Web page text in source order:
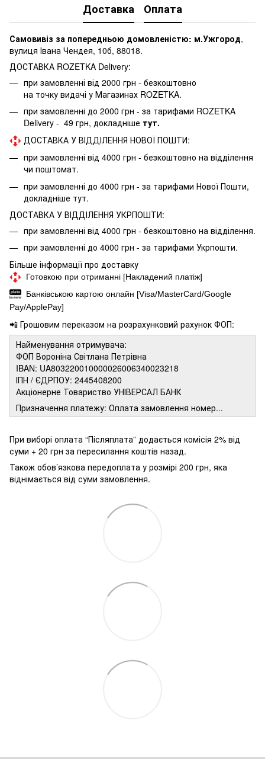
Доставка Оплата
Самовивіз за попередньою домовленістю: м.Ужгород,
вулиця Івана Чендея, 10б, 88018.
ДОСТАВКА ROZETKA Delivery:
при замовленні від 2000 грн - безкоштовно
на точку видачі у Магазинах ROZETKA.
при замовленні до 2000 грн - за тарифами ROZETKA
Delivery - 49 грн, докладніше тут.
ДОСТАВКА У ВІДДІЛЕННЯ НОВОЇ ПОШТИ:
при замовленні від 4000 грн - безкоштовно на відділення
чи поштомат.
при замовленні до 4000 грн - за тарифами Нової Пошти,
докладніше тут.
ДОСТАВКА У ВІДДІЛЕННЯ УКРПОШТИ:
при замовленні від 4000 грн - безкоштовно на відділення.
при замовленні до 4000 грн - за тарифами Укрпошти.
Більше інформації про доставку
Готовкою при отриманні [Накладений платіж]
Банківською картою онлайн [Visa/MasterCard/Google
Pay/ApplePay]
📲 Грошовим переказом на розрахунковий рахунок ФОП:
Найменування отримувача:
ФОП Вороніна Світлана Петрівна
IBAN: UA803220010000026006340023218
ІПН / ЄДРПОУ: 2445408200
Акціонерне Товариство УНІВЕРСАЛ БАНК
Призначення платежу: Оплата замовлення номер...
При виборі оплата “Післяплата” додається комісія 2% від
суми + 20 грн за пересилання коштів назад.
Також обов’язкова передоплата у розмірі 200 грн, яка
віднімається від суми замовлення.